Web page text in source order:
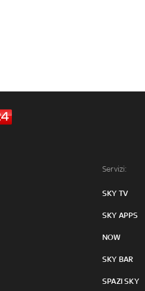
Servizi:
SKY TV
SKY APPS
NOW
SKY BAR
SPAZI SKY